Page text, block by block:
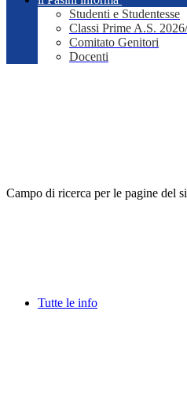
Studenti e Studentesse
Classi Prime A.S.
Comitato Genitori
Docenti
Campo di ricerca per le pagine del
Tutte le info